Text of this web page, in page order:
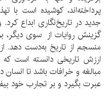
پرداخته‌اند، کوشیده است با
جدید در تاریخ‌نگاری ابداع
گزینش روایات از سوی دیگر،
منسجم از تاریخ به‌دست دهد.
ارزش تاریخی دانسته است
مبالغه و خرافات باشد تا
عبرت بگیرد و بر تجارب خود